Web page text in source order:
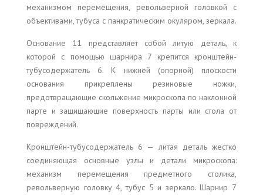
механизмом перемещения, револьверной головкой с
объективами, тубуса с панкратическим окуляром, зеркала.
Основание 11 представляет собой литую деталь, к
которой с помощью шарнира 7 крепится кронштейн-
тубусодержатель 6. К нижней (опорной) плоскости
основания прикреплены резиновые ножки,
предотвращающие скольжение микроскопа по наклонной
парте и защищающие поверхность парты или стола от
повреждений.
Кронштейн-тубусодержатель 6 — литая деталь жестко
соединяющая основные узлы и детали микроскопа:
механизм перемещения предметного столика,
револьверную головку 4, тубус 5 и зеркало. Шарнир 7